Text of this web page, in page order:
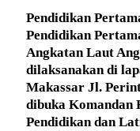
Pendidikan
Pendidikan
Angkatan Laut
dilaksanakan di
Makassar Jl.
dibuka Komandan
Pendidikan dan